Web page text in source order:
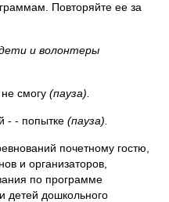
Повторяйте ее за
и волонтеры
смогу (пауза).
- - попытке (пауза).
почетному гостю,
и организаторов,
по программе
детей дошкольного